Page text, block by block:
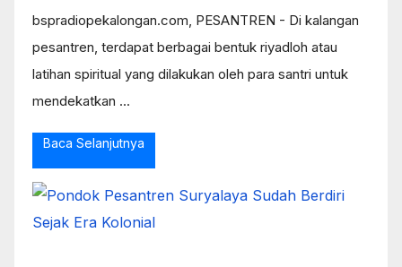
bspradiopekalongan.com, PESANTREN - Di kalangan
pesantren, terdapat berbagai bentuk riyadloh atau
latihan spiritual yang dilakukan oleh para santri untuk
mendekatkan ...
Baca Selanjutnya